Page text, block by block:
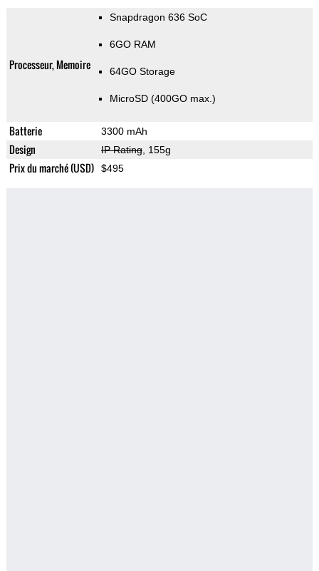
Processeur, Memoire
Snapdragon 636 SoC
6GO RAM
64GO Storage
MicroSD (400GO max.)
Batterie 3300 mAh
Design IP Rating, 155g
Prix du marché (USD) $495